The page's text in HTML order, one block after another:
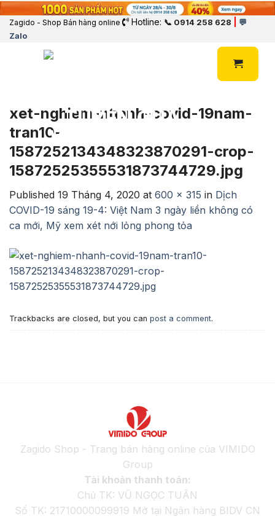
Zagido - Shop Bán hàng online Hotline: 📞 0914 258 628
💬
Zalo
xet-nghiem-nhanh-covid-19nam-
tran10-
1587252134348323870291-crop-
15872525355531873744729.jpg
Published 19 Tháng 4, 2020 at 600 × 315 in Dịch
COVID-19 sáng 19-4: Việt Nam 3 ngày liền không có
ca mới, Mỹ xem xét nới lỏng phong tỏa
Trackbacks are closed, but you can post a comment.
Zagido Shop - Trang bán hàng online của VIMIDO
Group
Tài khoản thanh toán:
Chủ TK: VŨ NGỌC TUÂN
Số TK: 21710000099919 Mở tại Ngân hàng BIDV CN